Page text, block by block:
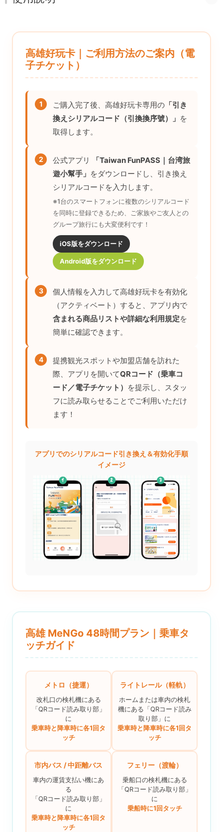
高雄好玩卡｜ご利用方法のご案内（電
子チケット）
1 ご購入完了後、高雄好玩卡専用の 「引き
換えシリアルコード（引換換序號）」 を
取得します。
2 公式アプリ
「Taiwan FunPASS｜台湾旅
遊小幫手」 をダウンロードし、引き換え
シリアルコードを入力します。
※1台のスマートフォンに複数のシリアルコード
を同時に登録できるため、ご家族やご友人との
グループ旅行にも大変便利です！
iOS版をダウンロード
Android版をダウンロード
3
個人情報を入力して高雄好玩卡を有効化
（アクティベート）すると、アプリ内で
含まれる商品リストや詳細な利用規定を
簡単に確認できます。
4
提携観光スポットや加盟店舗を訪れた
際、アプリを開いてQRコード（乗車コ
ード／電子チケット） を提示し、スタッ
フに読み取らせることでご利用いただけ
ます！
アプリでのシリアルコード引き換え＆有効化手順
イメージ
高雄 MeNGo 48時間プラン｜乗車タ
ッチガイド
メトロ（捷運）
改札口の検札機にある
「QRコード読み取り部」
に
乗車時と降車時に各1回タ
ッチ
ライトレール（軽軌）
ホームまたは車内の検札
機にある「QRコード読み
取り部」に
乗車時と降車時に各1回タ
ッチ
市内バス / 中距離バス
車内の運賃支払い機にあ
る
「QRコード読み取り部」
に
乗車時と降車時に各1回タ
ッチ
フェリー（渡輪）
乗船口の検札機にある
「QRコード読み取り部」
に
乗船時に1回タッチ